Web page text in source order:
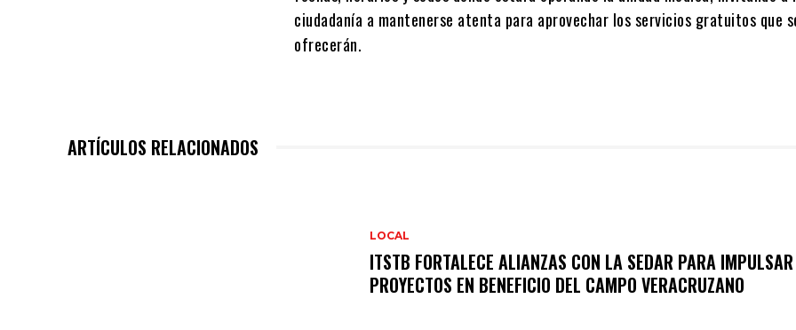
ciudadanía a mantenerse atenta para aprovechar los servicios gratuitos que
ofrecerán.
ARTÍCULOS RELACIONADOS
LOCAL
ITSTB FORTALECE ALIANZAS CON LA SEDAR PARA IMPULSAR
PROYECTOS EN BENEFICIO DEL CAMPO VERACRUZANO